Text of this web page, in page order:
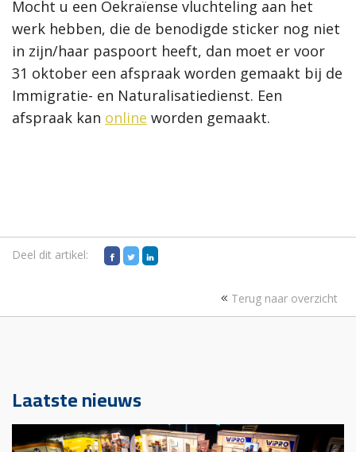
Mocht u een Oekraïense vluchteling aan het
werk hebben, die de benodigde sticker nog niet
in zijn/haar paspoort heeft, dan moet er voor
31 oktober een afspraak worden gemaakt bij de
Immigratie- en Naturalisatiedienst. Een
afspraak kan online worden gemaakt.
Deel dit artikel:
Terug naar overzicht
Laatste nieuws